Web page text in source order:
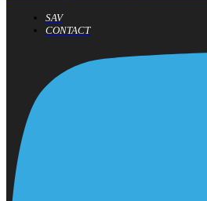
SAV
CONTACT